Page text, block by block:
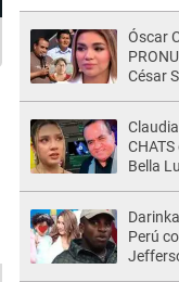
Óscar
César
de la
Bella
Perú